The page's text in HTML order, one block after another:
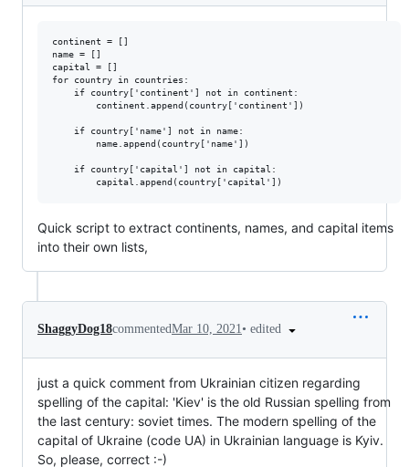
continent = []
name = []
capital = []
for country in countries:
    if country['continent'] not in continent:
        continent.append(country['continent'])
    if country['name'] not in name:
        name.append(country['name'])
    if country['capital'] not in capital:
Quick script to extract continents, names, and capital items
into their own lists,
ShaggyDog18commentedMar 10, 2021• edited
just a quick comment from Ukrainian citizen regarding
spelling of the capital: 'Kiev' is the old Russian spelling from
the last century: soviet times. The modern spelling of the
capital of Ukraine (code UA) in Ukrainian language is Kyiv.
So, please, correct :-)